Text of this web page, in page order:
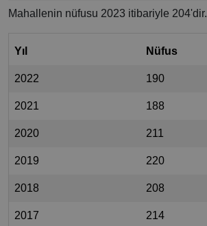
Mahallenin nüfusu 2023 itibariyle 204'dir.
Yıl Nüfus
2022 190
2021 188
2020 211
2019 220
2018 208
2017 214